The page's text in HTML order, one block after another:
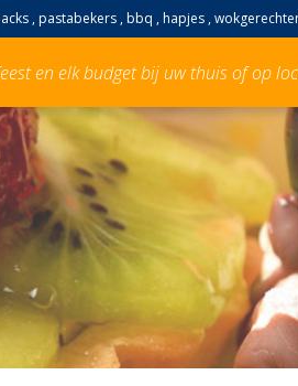
, pastabekers , bbq , hapjes ,
en elk budget bij uw thuis of op